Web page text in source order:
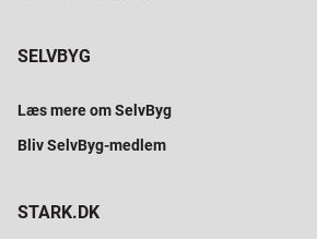
SELVBYG
Læs mere om SelvByg
Bliv SelvByg-medlem
STARK.DK